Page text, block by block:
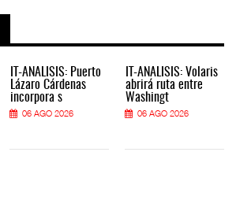
IT-ANÁLISIS: Puerto
Lázaro Cárdenas
incorpora s
06 AGO 2026
IT-ANÁLISIS: Volaris
abrirá ruta entre
Washingt
06 AGO 2026